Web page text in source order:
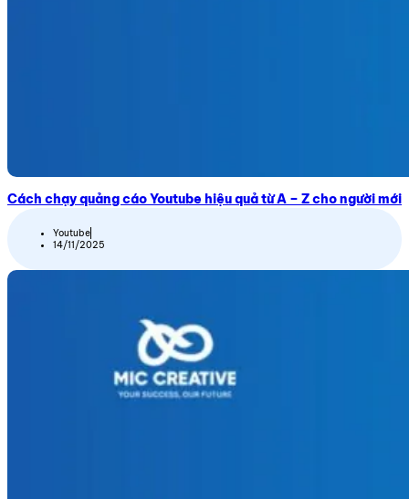
Cách chạy quảng cáo Youtube hiệu quả từ A – Z cho người mới
Youtube
14/11/2025